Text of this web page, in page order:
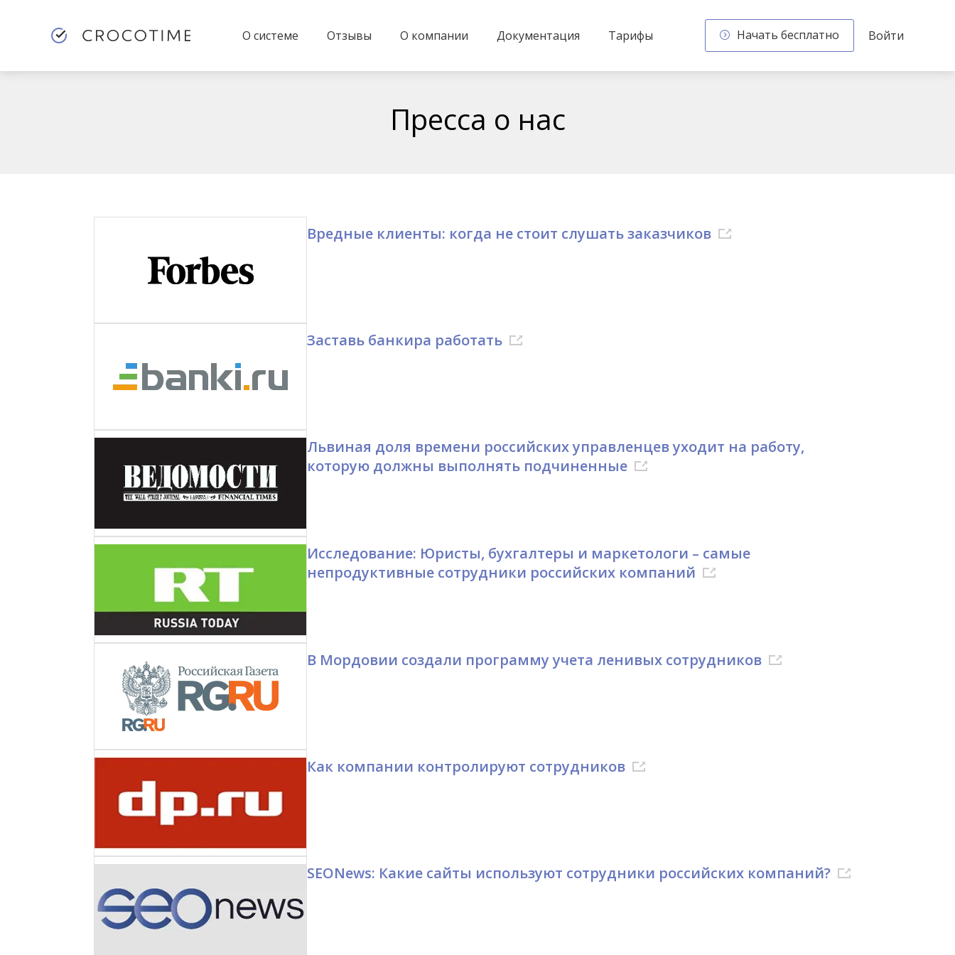
О системе Отзывы О компании Документация Тарифы Начать бесплатно Войти
Пресса о нас
Вредные клиенты: когда не стоит слушать заказчиков
Заставь банкира работать
Львиная доля времени российских управленцев уходит на работу,
которую должны выполнять подчиненные
Исследование: Юристы, бухгалтеры и маркетологи – самые
непродуктивные сотрудники российских компаний
В Мордовии создали программу учета ленивых сотрудников
Как компании контролируют сотрудников
SEONews: Какие сайты используют сотрудники российских компаний?